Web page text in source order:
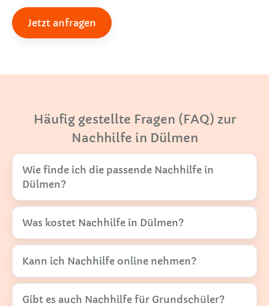
Jetzt anfragen
Häufig gestellte Fragen (FAQ) zur
Nachhilfe in Dülmen
Wie finde ich die passende Nachhilfe in
Dülmen?
Was kostet Nachhilfe in Dülmen?
Kann ich Nachhilfe online nehmen?
Gibt es auch Nachhilfe für Grundschüler?